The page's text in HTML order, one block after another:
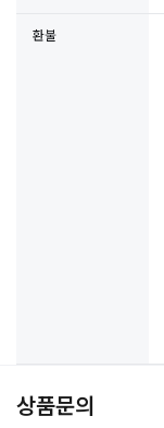
환불
상품문의